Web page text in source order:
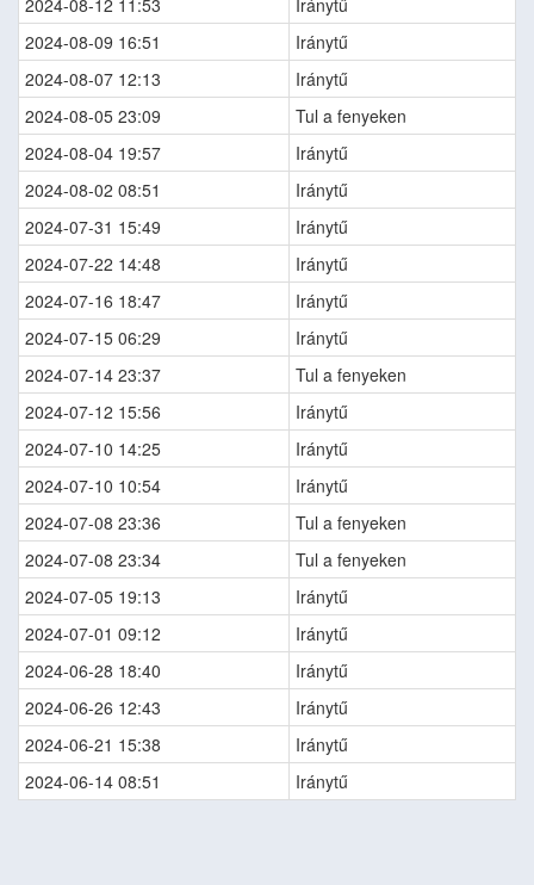
2024-08-12 11:53
Iránytű
2024-08-09 16:51
Iránytű
2024-08-07 12:13
Iránytű
2024-08-05 23:09
Tul a fenyeken
2024-08-04 19:57
Iránytű
2024-08-02 08:51
Iránytű
2024-07-31 15:49
Iránytű
2024-07-22 14:48
Iránytű
2024-07-16 18:47
Iránytű
2024-07-15 06:29
Iránytű
2024-07-14 23:37
Tul a fenyeken
2024-07-12 15:56
Iránytű
2024-07-10 14:25
Iránytű
2024-07-10 10:54
Iránytű
2024-07-08 23:36
Tul a fenyeken
2024-07-08 23:34
Tul a fenyeken
2024-07-05 19:13
Iránytű
2024-07-01 09:12
Iránytű
2024-06-28 18:40
Iránytű
2024-06-26 12:43
Iránytű
2024-06-21 15:38
Iránytű
2024-06-14 08:51
Iránytű